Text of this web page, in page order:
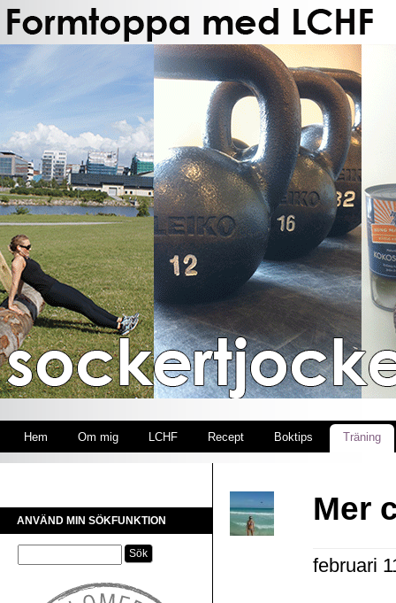
Hem Om mig LCHF Recept Boktips Träning
ANVÄND MIN SÖKFUNKTION Mer
februari